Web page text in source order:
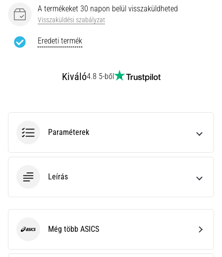
gyakori
egészségügyi
Minden cikk
megjelenítése
A termékeket 30 napon belül visszaküldheted
Visszaküldési szabályzat
Eredeti termék
Kiváló4.8 5-ből
Paraméterek
Leírás
ASICS Még több ASICS